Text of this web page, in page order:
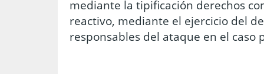
mediante la tipificación derechos
reactivo, mediante el ejercicio del
responsables del ataque en el caso